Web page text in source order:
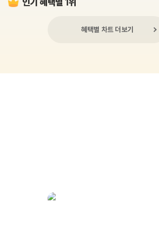
혜택별 차트 더보기